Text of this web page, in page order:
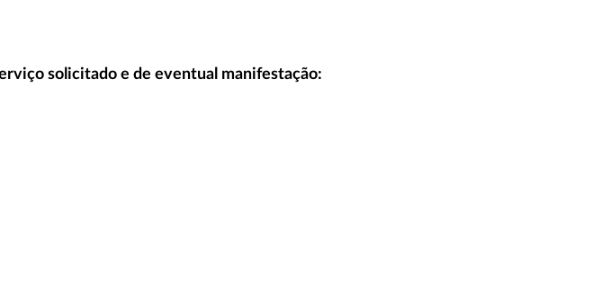
solicitado e de eventual manifestação: